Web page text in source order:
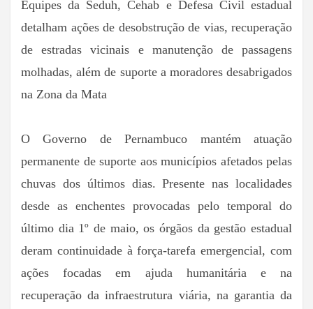
Equipes da Seduh, Cehab e Defesa Civil estadual
detalham ações de desobstrução de vias, recuperação
de estradas vicinais e manutenção de passagens
molhadas, além de suporte a moradores desabrigados
na Zona da Mata
O Governo de Pernambuco mantém atuação
permanente de suporte aos municípios afetados pelas
chuvas dos últimos dias. Presente nas localidades
desde as enchentes provocadas pelo temporal do
último dia 1º de maio, os órgãos da gestão estadual
deram continuidade à força-tarefa emergencial, com
ações focadas em ajuda humanitária e na
recuperação da infraestrutura viária, na garantia da